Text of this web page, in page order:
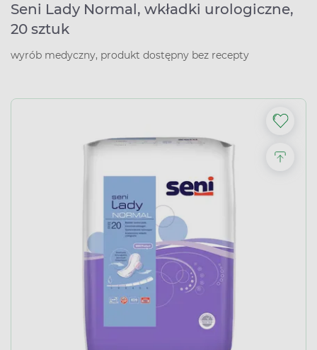
Seni Lady Normal, wkładki urologiczne,
20 sztuk
wyrób medyczny, produkt dostępny bez recepty